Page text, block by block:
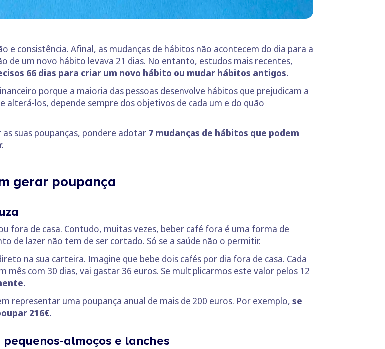
e consistência. Afinal, as mudanças de hábitos não acontecem do dia para a
de um novo hábito levava 21 dias. No entanto, estudos mais recentes,
66 dias para criar um novo hábito ou mudar hábitos antigos.
porque a maioria das pessoas desenvolve hábitos que prejudicam a
alterá-los, depende sempre dos objetivos de cada um e do quão
suas poupanças, pondere adotar 7 mudanças de hábitos que podem
gerar poupança
fora de casa. Contudo, muitas vezes, beber café fora é uma forma de
de lazer não tem de ser cortado. Só se a saúde não o permitir.
na sua carteira. Imagine que bebe dois cafés por dia fora de casa. Cada
mês com 30 dias, vai gastar 36 euros. Se multiplicarmos este valor pelos 12
representar uma poupança anual de mais de 200 euros. Por exemplo, se
216€.
almoços e lanches